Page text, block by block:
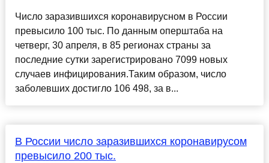
Число заразившихся коронавирусном в России
превысило 100 тыс. По данным оперштаба на
четверг, 30 апреля, в 85 регионах страны за
последние сутки зарегистрировано 7099 новых
случаев инфицирования.Таким образом, число
заболевших достигло 106 498, за в...
В России число заразившихся коронавирусом
превысило 200 тыс.